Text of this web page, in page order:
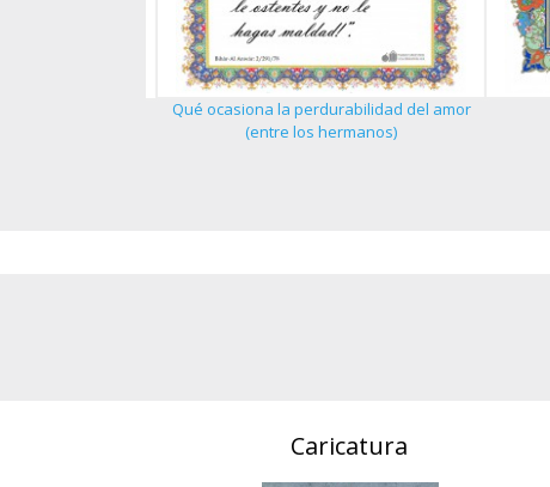
Qué ocasiona la perdurabilidad del amor
(entre los hermanos)
Caricatura